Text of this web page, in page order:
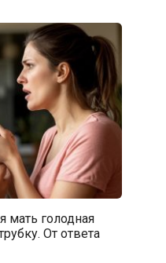
мать голодная
От ответа